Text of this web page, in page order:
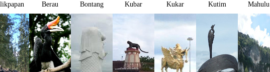
Berau Bontang Kubar Kukar Kutim Mahulu